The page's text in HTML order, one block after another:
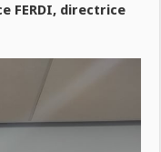
FERDI, directrice